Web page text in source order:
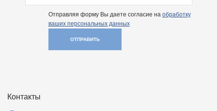
Отправляя форму Вы даете согласие на обработку
ваших персональных данных
ОТПРАВИТЬ
Контакты